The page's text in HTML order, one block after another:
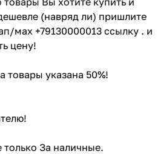
(навряд ли) пришлите
мах +79130000013 ссылку . и
цену!
товары указана 50%!
За наличные.